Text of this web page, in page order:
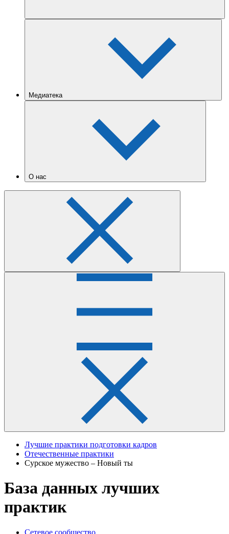
Медиатека
О нас
Лучшие практики подготовки кадров
Отечественные практики
Сурское мужество – Новый ты
База данных лучших
практик
Сетевое сообщество